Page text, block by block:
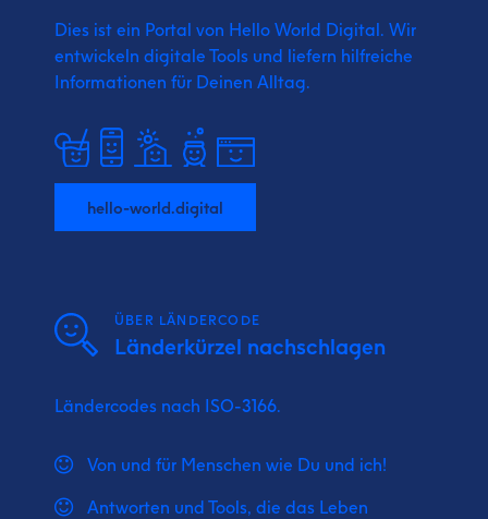
Dies ist ein Portal von Hello World Digital. Wir
entwickeln digitale Tools und liefern hilfreiche
Informationen für Deinen Alltag.
hello-world.digital
ÜBER LÄNDERCODE
Länderkürzel nachschlagen
Ländercodes nach ISO-3166.
Von und für Menschen wie Du und ich!
Antworten und Tools, die das Leben